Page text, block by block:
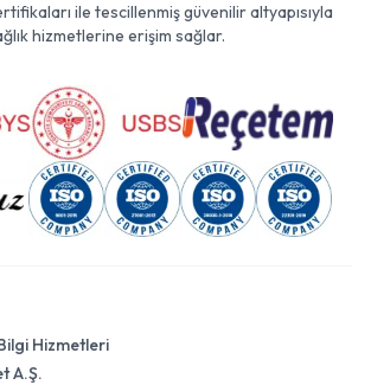
ile tescillenmiş güvenilir altyapısıyla
hizmetlerine erişim sağlar.
Hizmetleri
A.Ş.